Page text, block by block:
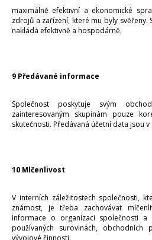
maximálně efektivní a ekonomické
zdrojů a zařízení, které mu byly
nakládá efektivně a hospodárně.
9 Předávané informace
Společnost poskytuje svým
zainteresovaným skupinám pouze
skutečnosti. Předávaná účetní data jsou
10 Mlčenlivost
V interních záležitostech společnosti,
známost, je třeba zachovávat
informace o organizaci společnosti a
používaných surovinách,
vývojové činnosti.